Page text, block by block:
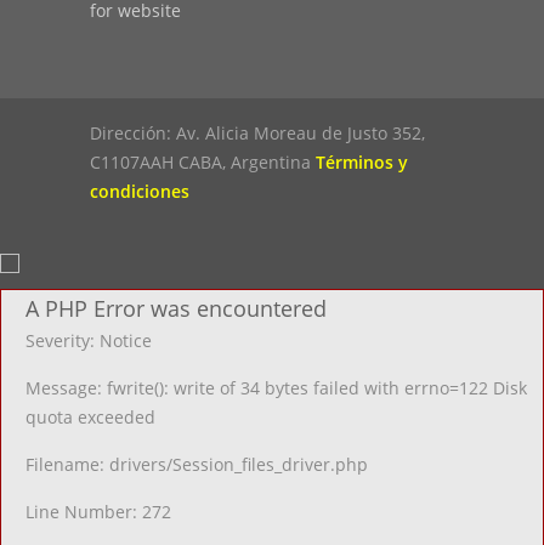
for website
Dirección: Av. Alicia Moreau de Justo 352,
C1107AAH CABA, Argentina Términos y
condiciones
A PHP Error was encountered
Severity: Notice
Message: fwrite(): write of 34 bytes failed with errno=122 Disk
quota exceeded
Filename: drivers/Session_files_driver.php
Line Number: 272